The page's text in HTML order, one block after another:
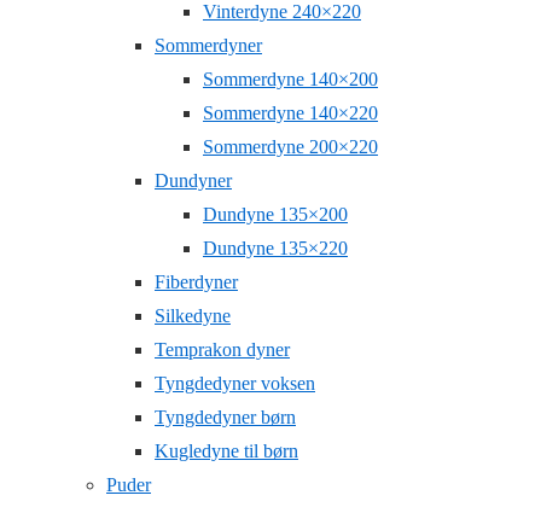
Vinterdyne 240×220
Sommerdyner
Sommerdyne 140×200
Sommerdyne 140×220
Sommerdyne 200×220
Dundyner
Dundyne 135×200
Dundyne 135×220
Fiberdyner
Silkedyne
Temprakon dyner
Tyngdedyner voksen
Tyngdedyner børn
Kugledyne til børn
Puder